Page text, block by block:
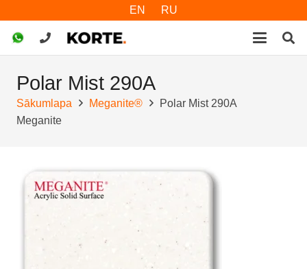
EN RU
Polar Mist 290A
Sākumlapa Meganite®
Polar Mist 290A
Meganite